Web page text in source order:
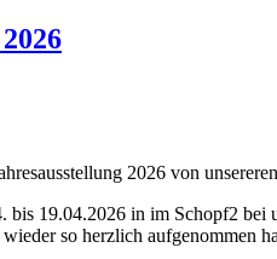
2026 von
19.04.2026 in im Schopf2 bei
so herzlich aufgenommen